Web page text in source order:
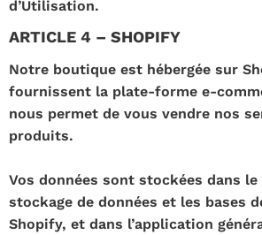
d’Utilisation.
ARTICLE 4 – SHOPIFY
Notre boutique est hébergée sur
fournissent la plate-forme e-
nous permet de vous vendre nos
produits.
Vos données sont stockées dans le
stockage de données et les bases
Shopify, et dans l’application